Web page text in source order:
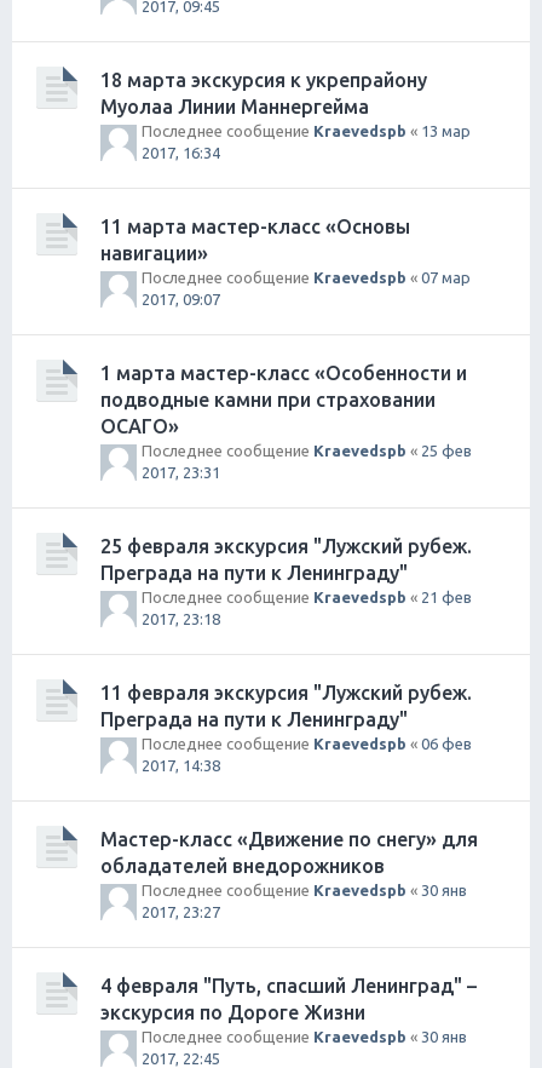
2017, 09:45
18 марта экскурсия к укрепрайону
Муолаа Линии Маннергейма
Последнее сообщение Kraevedspb « 13 мар
2017, 16:34
11 марта мастер-класс «Основы
навигации»
Последнее сообщение Kraevedspb « 07 мар
2017, 09:07
1 марта мастер-класс «Особенности и
подводные камни при страховании
ОСАГО»
Последнее сообщение Kraevedspb « 25 фев
2017, 23:31
25 февраля экскурсия "Лужский рубеж.
Преграда на пути к Ленинграду"
Последнее сообщение Kraevedspb « 21 фев
2017, 23:18
11 февраля экскурсия "Лужский рубеж.
Преграда на пути к Ленинграду"
Последнее сообщение Kraevedspb « 06 фев
2017, 14:38
Мастер-класс «Движение по снегу» для
обладателей внедорожников
Последнее сообщение Kraevedspb « 30 янв
2017, 23:27
4 февраля "Путь, спасший Ленинград" –
экскурсия по Дороге Жизни
Последнее сообщение Kraevedspb « 30 янв
2017, 22:45